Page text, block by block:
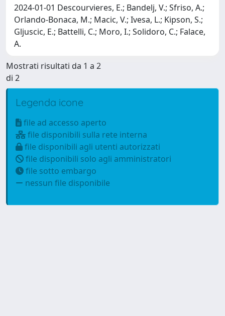
2024-01-01 Descourvieres, E.; Bandelj, V.; Sfriso, A.;
Orlando-Bonaca, M.; Macic, V.; Ivesa, L.; Kipson, S.;
Gljuscic, E.; Battelli, C.; Moro, I.; Solidoro, C.; Falace,
A.
Mostrati risultati da 1 a 2
di 2
Legenda icone
file ad accesso aperto
file disponibili sulla rete interna
file disponibili agli utenti autorizzati
file disponibili solo agli amministratori
file sotto embargo
nessun file disponibile